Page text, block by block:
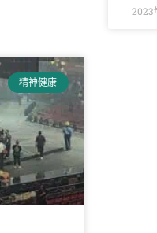
2023
精神健康